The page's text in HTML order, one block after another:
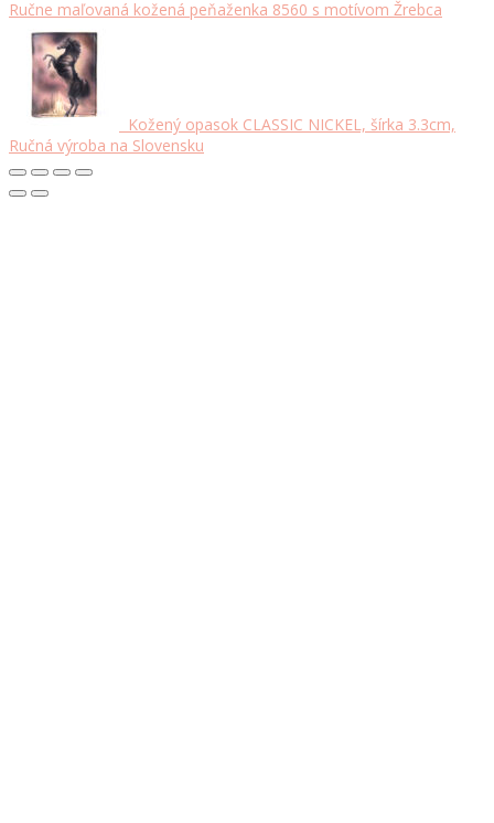
Ručne maľovaná kožená peňaženka 8560 s motívom Žrebca
Kožený opasok CLASSIC NICKEL, šírka 3.3cm,
Ručná výroba na Slovensku